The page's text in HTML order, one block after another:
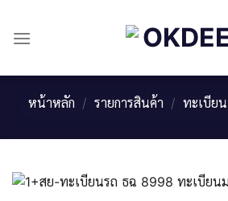
content
หน้าหลัก / รายการสินค้า / ทะเบีย